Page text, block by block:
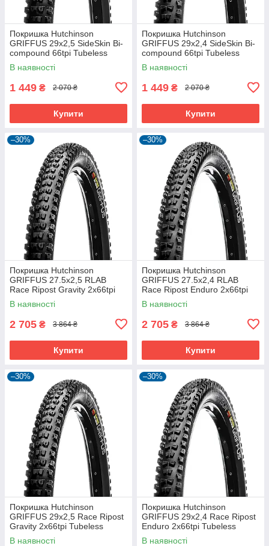
Покришка Hutchinson
GRIFFUS 29х2,5 SideSkin Bi-
compound 66tpi Tubeless
Ready Складна Black
В наявності
1 449 ₴ 2 070 ₴
Купити
Покришка Hutchinson
GRIFFUS 29х2,4 SideSkin Bi-
compound 66tpi Tubeless
Ready Складана Black
В наявності
1 449 ₴ 2 070 ₴
Купити
–30%
Покришка Hutchinson
GRIFFUS 27.5х2,5 RLAB
Race Ripost Gravity 2x66tpi
Tubeless Ready Складна
Black
В наявності
2 705 ₴ 3 864 ₴
Купити
–30%
Покришка Hutchinson
GRIFFUS 27.5х2,4 RLAB
Race Ripost Enduro 2x66tpi
Tubeless Ready Складна
Black
В наявності
2 705 ₴ 3 864 ₴
Купити
–30%
Покришка Hutchinson
GRIFFUS 29х2,5 Race Ripost
Gravity 2x66tpi Tubeless
Ready Складана Black
В наявності
–30%
Покришка Hutchinson
GRIFFUS 29х2,4 Race Ripost
Enduro 2x66tpi Tubeless
Ready Складана Black
В наявності